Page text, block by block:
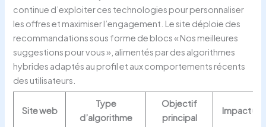
continue d’exploiter ces technologies pour personnaliser
les offres et maximiser l’engagement. Le site déploie des
recommandations sous forme de blocs « Nos meilleures
suggestions pour vous », alimentés par des algorithmes
hybrides adaptés au profil et aux comportements récents
des utilisateurs.
Site web
Type
d’algorithme
Objectif
principal
Impact